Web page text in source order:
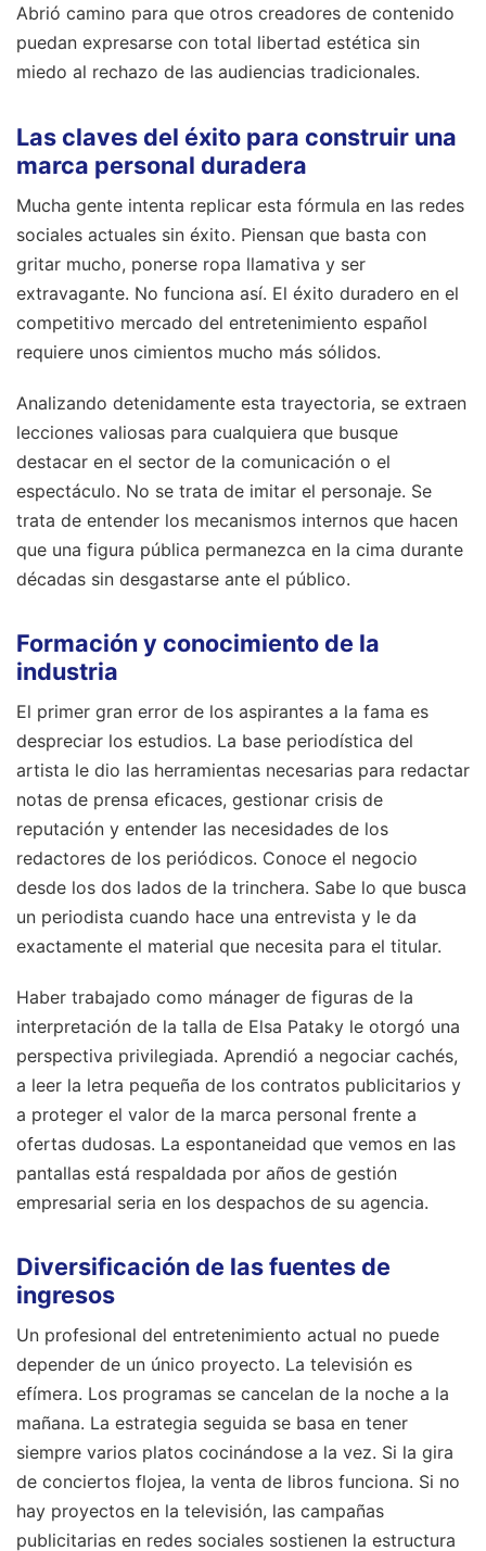
Abrió camino para que otros creadores de contenido
puedan expresarse con total libertad estética sin
miedo al rechazo de las audiencias tradicionales.
Las claves del éxito para construir una
marca personal duradera
Mucha gente intenta replicar esta fórmula en las redes
sociales actuales sin éxito. Piensan que basta con
gritar mucho, ponerse ropa llamativa y ser
extravagante. No funciona así. El éxito duradero en el
competitivo mercado del entretenimiento español
requiere unos cimientos mucho más sólidos.
Analizando detenidamente esta trayectoria, se extraen
lecciones valiosas para cualquiera que busque
destacar en el sector de la comunicación o el
espectáculo. No se trata de imitar el personaje. Se
trata de entender los mecanismos internos que hacen
que una figura pública permanezca en la cima durante
décadas sin desgastarse ante el público.
Formación y conocimiento de la
industria
El primer gran error de los aspirantes a la fama es
despreciar los estudios. La base periodística del
artista le dio las herramientas necesarias para redactar
notas de prensa eficaces, gestionar crisis de
reputación y entender las necesidades de los
redactores de los periódicos. Conoce el negocio
desde los dos lados de la trinchera. Sabe lo que busca
un periodista cuando hace una entrevista y le da
exactamente el material que necesita para el titular.
Haber trabajado como mánager de figuras de la
interpretación de la talla de Elsa Pataky le otorgó una
perspectiva privilegiada. Aprendió a negociar cachés,
a leer la letra pequeña de los contratos publicitarios y
a proteger el valor de la marca personal frente a
ofertas dudosas. La espontaneidad que vemos en las
pantallas está respaldada por años de gestión
empresarial seria en los despachos de su agencia.
Diversificación de las fuentes de
ingresos
Un profesional del entretenimiento actual no puede
depender de un único proyecto. La televisión es
efímera. Los programas se cancelan de la noche a la
mañana. La estrategia seguida se basa en tener
siempre varios platos cocinándose a la vez. Si la gira
de conciertos flojea, la venta de libros funciona. Si no
hay proyectos en la televisión, las campañas
publicitarias en redes sociales sostienen la estructura